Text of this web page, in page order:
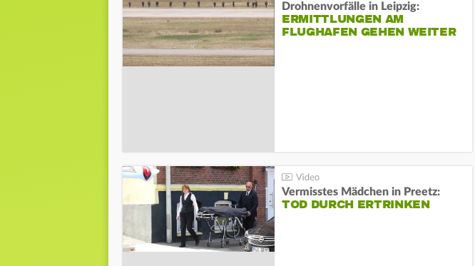
Drohnenvorfälle in Leipzig:
ERMITTLUNGEN AM
FLUGHAFEN GEHEN WEITER
Vermisstes Mädchen in Preetz:
TOD DURCH ERTRINKEN